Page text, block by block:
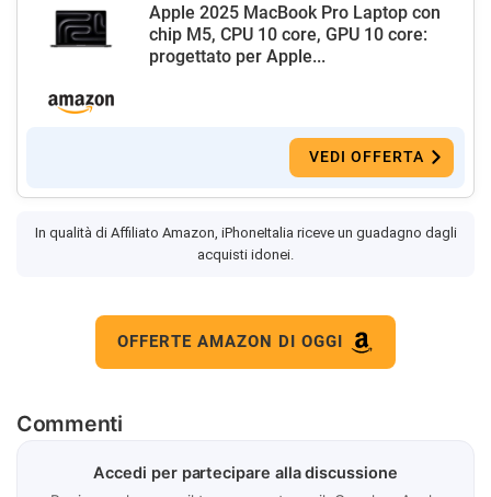
Apple 2025 MacBook Pro Laptop con
chip M5, CPU 10 core, GPU 10 core:
progettato per Apple...
VEDI OFFERTA
In qualità di Affiliato Amazon, iPhoneItalia riceve un guadagno dagli
acquisti idonei.
OFFERTE AMAZON DI OGGI
Commenti
Accedi per partecipare alla discussione